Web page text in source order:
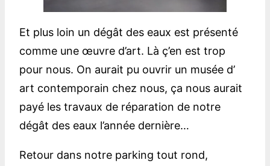
Et plus loin un dégât des eaux est présenté
comme une œuvre d’art. Là ç’en est trop
pour nous. On aurait pu ouvrir un musée d’
art contemporain chez nous, ça nous aurait
payé les travaux de réparation de notre
dégât des eaux l’année dernière…
Retour dans notre parking tout rond,